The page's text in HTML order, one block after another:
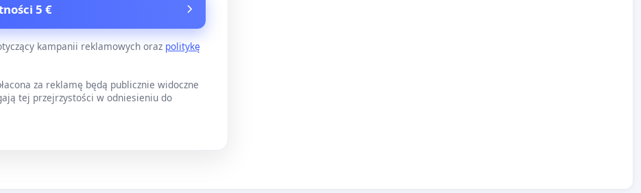
5 €
kampanii reklamowych oraz politykę
za reklamę będą publicznie widoczne
tej przejrzystości w odniesieniu do